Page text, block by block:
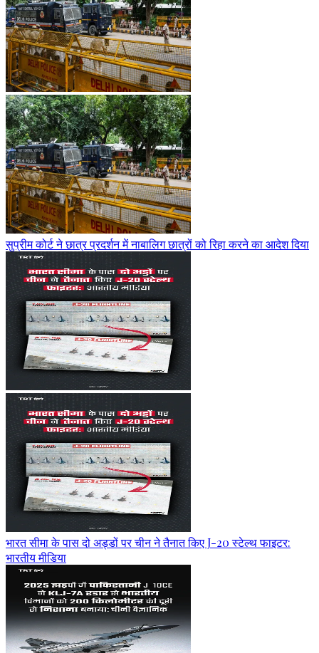
सुप्रीम कोर्ट ने छात्र प्रदर्शन में नाबालिग छात्रों को रिहा करने का आदेश दिया
भारत सीमा के पास दो अड्डों पर चीन ने तैनात किए J-20 स्टेल्थ फाइटर:
भारतीय मीडिया